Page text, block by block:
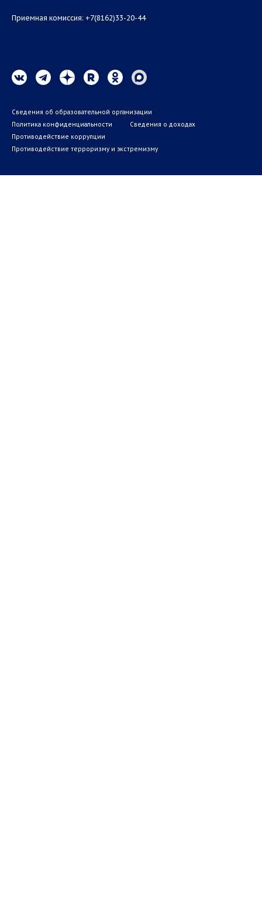
Приемная комиссия: +7(8162)33-20-44
Сведения об образовательной организации
Политика конфиденциальности
Сведения о доходах
Противодействие коррупции
Противодействие терроризму и экстремизму